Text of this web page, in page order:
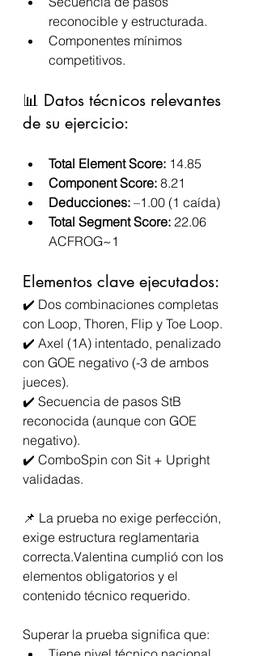
reconocible y estructurada.
Componentes mínimos
competitivos.
📊 Datos técnicos relevantes
de su ejercicio:
Total Element Score: 14.85
Component Score: 8.21
Deducciones: –1.00 (1 caída)
Total Segment Score: 22.06
ACFROG~1
Elementos clave ejecutados:
✔️ Dos combinaciones completas
con Loop, Thoren, Flip y Toe Loop.
✔️ Axel (1A) intentado, penalizado
con GOE negativo (-3 de ambos
jueces).
✔️ Secuencia de pasos StB
reconocida (aunque con GOE
negativo).
✔️ ComboSpin con Sit + Upright
validadas.
📌 La prueba no exige perfección,
exige estructura reglamentaria
correcta.Valentina cumplió con los
elementos obligatorios y el
contenido técnico requerido.
Superar la prueba significa que: